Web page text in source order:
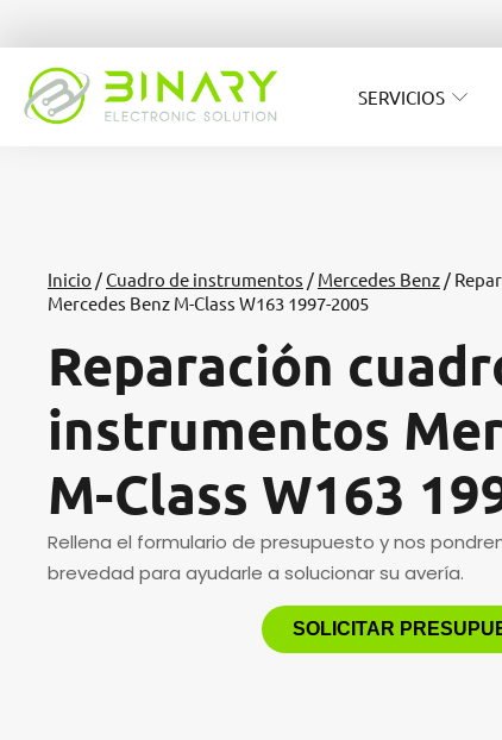
SERVICIOS
Inicio /Cuadro de instrumentos / Mercedes Benz /
Mercedes Benz M-Class W163 1997-2005
Reparación
instrumentos
M-Class W163
Rellena el formulario de presupuesto y nos
brevedad para ayudarle a solucionar su avería.
SOLICITAR